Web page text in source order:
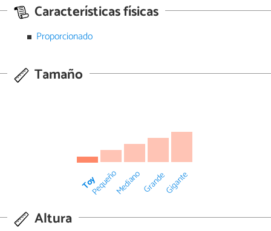
Características físicas
Proporcionado
Tamaño
Toy
PequeñoMedianoGrandeGigante
Altura